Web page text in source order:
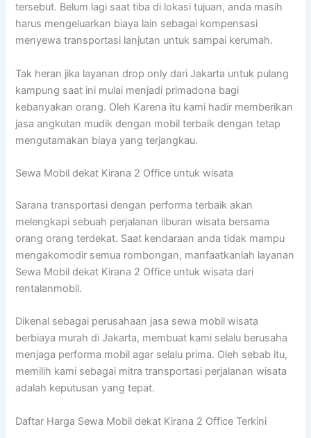
tersebut. Belum lagi saat tiba di lokasi tujuan, anda masih
harus mengeluarkan biaya lain sebagai kompensasi
menyewa transportasi lanjutan untuk sampai kerumah.
Tak heran jika layanan drop only dari Jakarta untuk pulang
kampung saat ini mulai menjadi primadona bagi
kebanyakan orang. Oleh Karena itu kami hadir memberikan
jasa angkutan mudik dengan mobil terbaik dengan tetap
mengutamakan biaya yang terjangkau.
Sewa Mobil dekat Kirana 2 Office untuk wisata
Sarana transportasi dengan performa terbaik akan
melengkapi sebuah perjalanan liburan wisata bersama
orang orang terdekat. Saat kendaraan anda tidak mampu
mengakomodir semua rombongan, manfaatkanlah layanan
Sewa Mobil dekat Kirana 2 Office untuk wisata dari
rentalanmobil.
Dikenal sebagai perusahaan jasa sewa mobil wisata
berbiaya murah di Jakarta, membuat kami selalu berusaha
menjaga performa mobil agar selalu prima. Oleh sebab itu,
memilih kami sebagai mitra transportasi perjalanan wisata
adalah keputusan yang tepat.
Daftar Harga Sewa Mobil dekat Kirana 2 Office Terkini